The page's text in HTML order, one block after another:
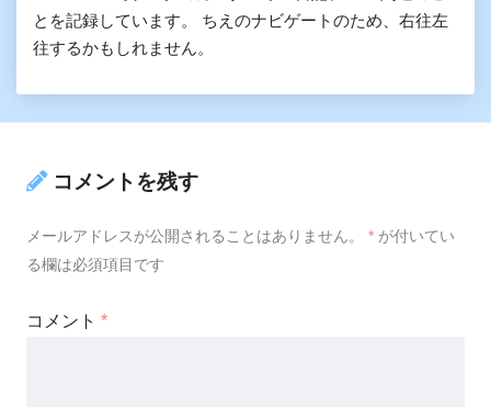
とを記録しています。 ちえのナビゲートのため、右往左
往するかもしれません。
コメントを残す
メールアドレスが公開されることはありません。 * が付いてい
る欄は必須項目です
コメント *